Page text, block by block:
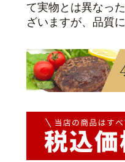
て実物とは異なっ
ざいますが、品質